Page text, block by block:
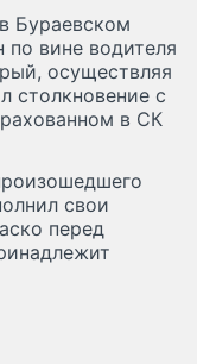
Бураевском
по вине водителя
осуществляя
столкновение с
в СК
свои
перед